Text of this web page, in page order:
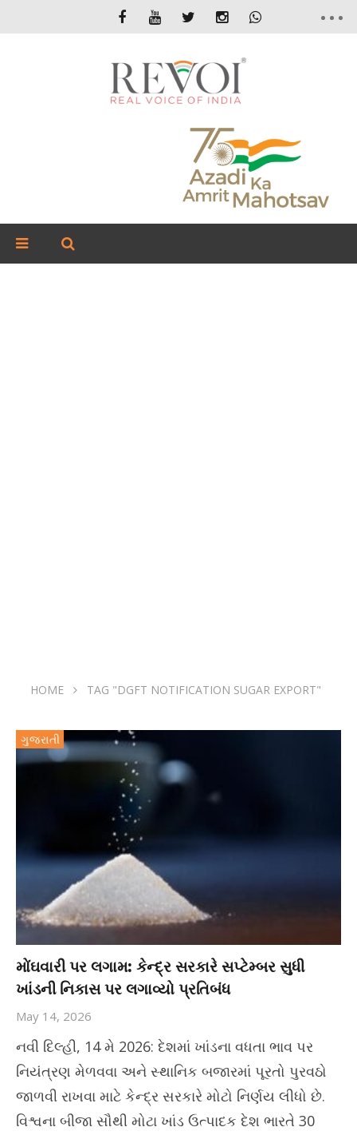
HOME TAG "DGFT NOTIFICATION SUGAR EXPORT"
ગુજરાતી
મોંઘવારી પર લગામ: કેન્દ્ર સરકારે સપ્ટેમ્બર સુધી
ખાંડની નિકાસ પર લગાવ્યો પ્રતિબંધ
May 14, 2026
નવી દિલ્હી, 14 મે 2026: દેશમાં ખાંડના વધતા ભાવ પર
નિયંત્રણ મેળવવા અને સ્થાનિક બજારમાં પૂરતો પુરવઠો
જાળવી રાખવા માટે કેન્દ્ર સરકારે મોટો નિર્ણય લીધો છે.
વિશ્વના બીજા સૌથી મોટા ખાંડ ઉત્પાદક દેશ ભારતે 30